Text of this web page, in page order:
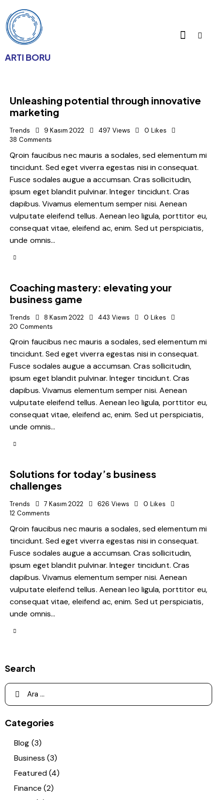
ARTI BORU
Unleashing potential through innovative
marketing
Trends 9 Kasım 2022 497 Views 0 Likes
38 Comments
Qroin faucibus nec mauris a sodales, sed elementum mi
tincidunt. Sed eget viverra egestas nisi in consequat.
Fusce sodales augue a accumsan. Cras sollicitudin,
ipsum eget blandit pulvinar. Integer tincidunt. Cras
dapibus. Vivamus elementum semper nisi. Aenean
vulputate eleifend tellus. Aenean leo ligula, porttitor eu,
consequat vitae, eleifend ac, enim. Sed ut perspiciatis,
unde omnis…
Coaching mastery: elevating your
business game
Trends 8 Kasım 2022 443 Views 0 Likes
20 Comments
Qroin faucibus nec mauris a sodales, sed elementum mi
tincidunt. Sed eget viverra egestas nisi in consequat.
Fusce sodales augue a accumsan. Cras sollicitudin,
ipsum eget blandit pulvinar. Integer tincidunt. Cras
dapibus. Vivamus elementum semper nisi. Aenean
vulputate eleifend tellus. Aenean leo ligula, porttitor eu,
consequat vitae, eleifend ac, enim. Sed ut perspiciatis,
unde omnis…
Solutions for today’s business
challenges
Trends 7 Kasım 2022 626 Views 0 Likes
12 Comments
Qroin faucibus nec mauris a sodales, sed elementum mi
tincidunt. Sed eget viverra egestas nisi in consequat.
Fusce sodales augue a accumsan. Cras sollicitudin,
ipsum eget blandit pulvinar. Integer tincidunt. Cras
dapibus. Vivamus elementum semper nisi. Aenean
vulputate eleifend tellus. Aenean leo ligula, porttitor eu,
consequat vitae, eleifend ac, enim. Sed ut perspiciatis,
unde omnis…
Search
Categories
Blog (3)
Business (3)
Featured(4)
Finance (2)